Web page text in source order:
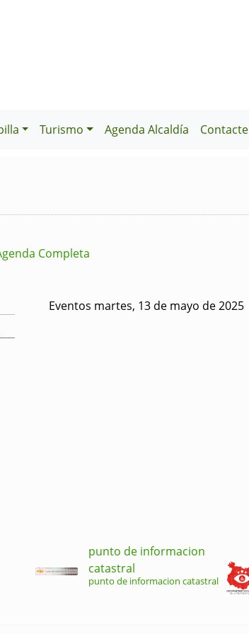
Turismo Agenda Alcaldía Contacte
Completa
Eventos martes, 13 de mayo de 2025
punto de informacion
catastral
punto de informacion catastral